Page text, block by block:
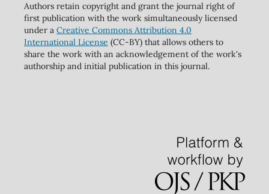
Authors retain copyright and grant the journal right of
first publication with the work simultaneously licensed
under a Creative Commons Attribution 4.0
International License (CC-BY) that allows others to
share the work with an acknowledgement of the work's
authorship and initial publication in this journal.